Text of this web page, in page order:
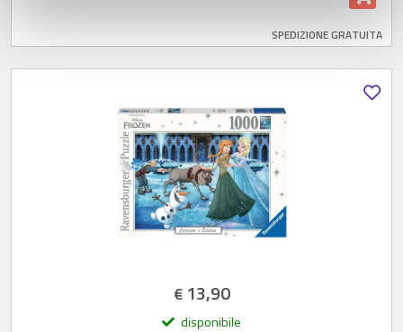
SPEDIZIONE GRATUITA
€13,90
disponibile